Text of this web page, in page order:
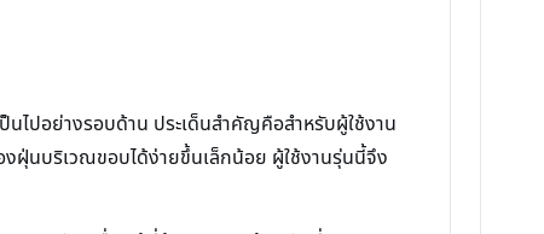
ปอย่างรอบด้าน ประเด็นสำคัญคือสำหรับผู้ใช้งาน
ฝุ่นบริเวณขอบได้ง่ายขึ้นเล็กน้อย ผู้ใช้งานรุ่นนี้จึง